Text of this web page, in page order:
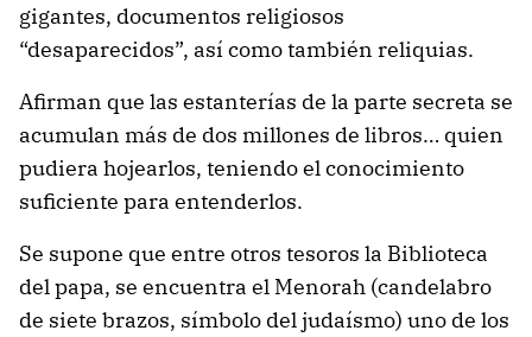
gigantes, documentos religiosos
“desaparecidos”, así como también reliquias.
Afirman que las estanterías de la parte secreta se
acumulan más de dos millones de libros… quien
pudiera hojearlos, teniendo el conocimiento
suficiente para entenderlos.
Se supone que entre otros tesoros la Biblioteca
del papa, se encuentra el Menorah (candelabro
de siete brazos, símbolo del judaísmo) uno de los